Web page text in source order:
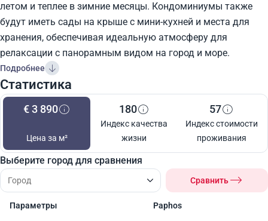
летом и теплее в зимние месяцы. Кондоминиумы также
будут иметь сады на крыше с мини-кухней и места для
хранения, обеспечивая идеальную атмосферу для
релаксации с панорамным видом на город и море.
Подробнее
Статистика
€ 3 890
Цена за м²
180
Индекс качества
жизни
57
Индекс стоимости
проживания
Выберите город для сравнения
Сравнить
Параметры Paphos